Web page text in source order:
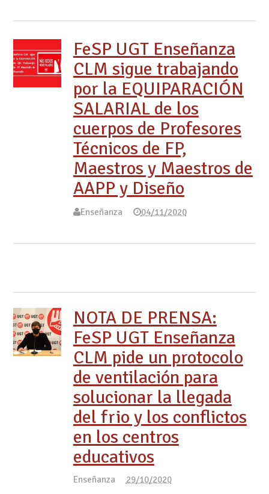
FeSP UGT Enseñanza
CLM sigue trabajando
por la EQUIPARACIÓN
SALARIAL de los
cuerpos de Profesores
Técnicos de FP,
Maestros y Maestros de
AAPP y Diseño
Enseñanza 04/11/2020
NOTA DE PRENSA:
FeSP UGT Enseñanza
CLM pide un protocolo
de ventilación para
solucionar la llegada
del frio y los conflictos
en los centros
educativos
Enseñanza 29/10/2020